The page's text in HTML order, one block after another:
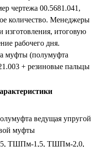
чертежа 00.5681.041,
количество. Менеджеры
изготовления, итоговую
рабочего дня.
муфты (полумуфта
+ резиновые пальцы
ведущая упругой
муфты
ТШПм-1,5, ТШПм-2,0,